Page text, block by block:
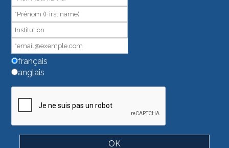
français
anglais
ne
remplissez
pas
ce
champ.